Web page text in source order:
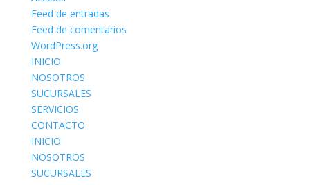
Feed de entradas
Feed de comentarios
WordPress.org
INICIO
NOSOTROS
SUCURSALES
SERVICIOS
CONTACTO
INICIO
NOSOTROS
SUCURSALES